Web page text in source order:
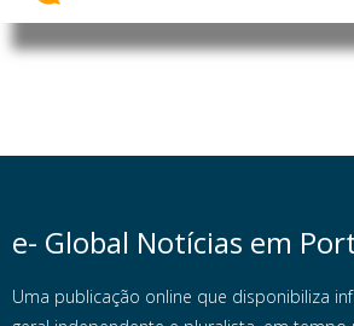
e- Global Notícias em
Uma publicação online que disponibiliza